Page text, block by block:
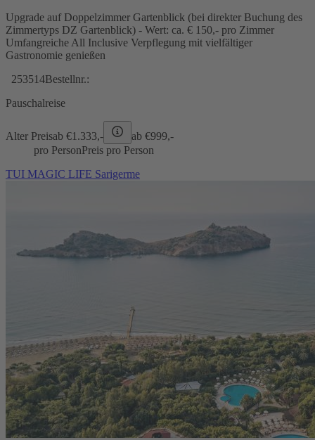
Upgrade auf Doppelzimmer Gartenblick (bei direkter Buchung des
Zimmertyps DZ Gartenblick) - Wert: ca. € 150,- pro Zimmer
Umfangreiche All Inclusive Verpflegung mit vielfältiger
Gastronomie genießen
253514Bestellnr.:
Pauschalreise
Alter Preisab €1.333,- ab €999,-
pro PersonPreis pro Person
TUI MAGIC LIFE Sarigerme